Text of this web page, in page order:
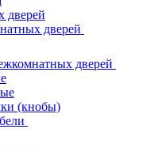
дверей
дверей
дверей
(кнобы)